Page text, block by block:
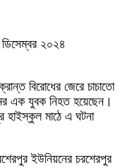
২০২৪
বিরোধের জেরে চাচাতো
এক যুবক নিহত হয়েছেন।
হাইস্কুল মাঠে এ ঘটনা
ইউনিয়নের চরশেরপুর